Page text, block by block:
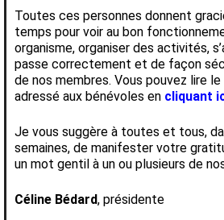
Toutes ces personnes donnent
temps pour voir au bon
organisme, organiser des activités,
passe correctement et de façon
de nos membres. Vous pouvez lire le
adressé aux bénévoles en cliquant
Je vous suggère à toutes et tous,
semaines, de manifester votre
un mot gentil à un ou plusieurs de
Céline Bédard, présidente